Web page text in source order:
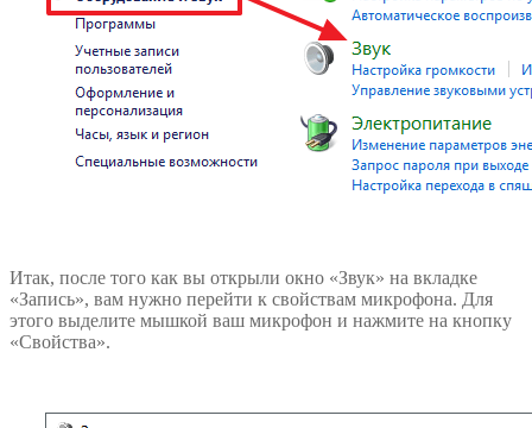
Итак, после того как вы открыли окно «Звук» на вкладке
«Запись», вам нужно перейти к свойствам микрофона. Для
этого выделите мышкой ваш микрофон и нажмите на кнопку
«Свойства».